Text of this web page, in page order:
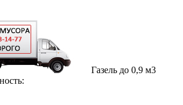
Газель до 0,9 м3